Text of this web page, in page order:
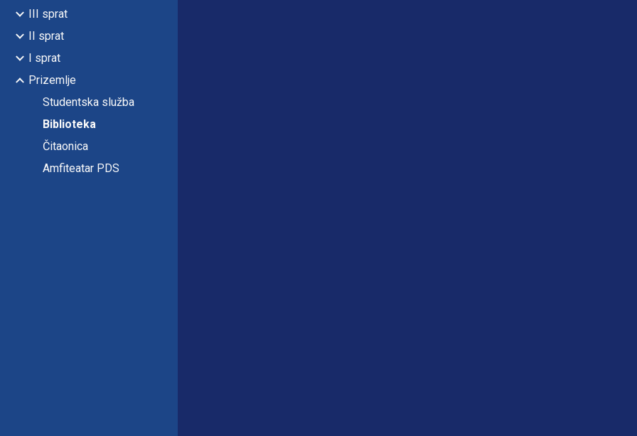
III sprat
II sprat
I sprat
Prizemlje
Studentska služba
Biblioteka
Čitaonica
Amfiteatar PDS